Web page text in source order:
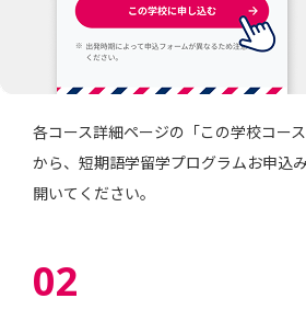
各コース詳細ページの「この学校コー
から、短期語学留学プログラムお申込
開いてください。
02